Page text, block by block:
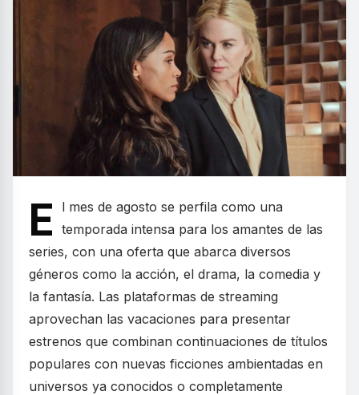
E
l mes de agosto se perfila como una
temporada intensa para los amantes de las
series, con una oferta que abarca diversos
géneros como la acción, el drama, la comedia y
la fantasía. Las plataformas de streaming
aprovechan las vacaciones para presentar
estrenos que combinan continuaciones de títulos
populares con nuevas ficciones ambientadas en
universos ya conocidos o completamente